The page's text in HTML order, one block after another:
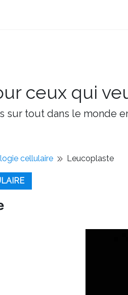
ceux qui
sur tout dans le monde
cellulaire Leucoplaste